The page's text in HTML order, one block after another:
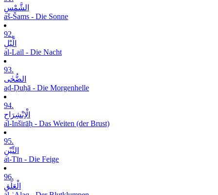
الشَّمْسِ
aš-Šams - Die Sonne
92.
الَّیْلِ
al-Lail - Die Nacht
93.
الضُّحٰی
aḍ-Ḍuḥā - Die Morgenhelle
94.
الْاِنْشِرَاحِ
al-Inširāḥ - Das Weiten (der Brust)
95.
التِّیْنِ
at-Tīn - Die Feige
96.
الْعَلَقِ